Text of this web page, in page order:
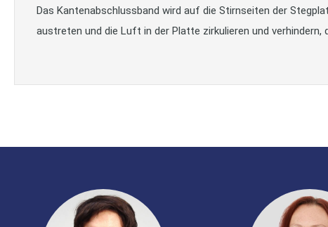
Das Kantenabschlussband wird auf die Stirnseiten der
austreten und die Luft in der Platte zirkulieren und